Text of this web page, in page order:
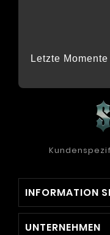
Letzte
INFORMATION
UNTERNEHMEN